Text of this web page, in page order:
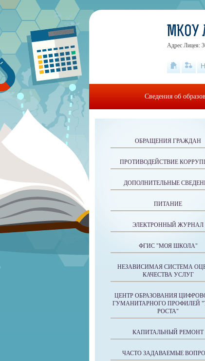
ОБРАЩЕНИЯ ГРАЖДАН
ПРОТИВОДЕЙСТВИЕ
ДОПОЛНИТЕЛЬНЫЕ
ПИТАНИЕ
ЭЛЕКТРОННЫЙ ЖУРНАЛ
ФГИС "МОЯ ШКОЛА"
НЕЗАВИСИМАЯ СИСТЕМА
КАЧЕСТВА УСЛУГ
ЦЕНТР ОБРАЗОВАНИЯ
ГУМАНИТАРНОГО ПРОФИЛЕЙ
РОСТА"
КАПИТАЛЬНЫЙ РЕМОНТ
ЧАСТО ЗАДАВАЕМЫЕ
МКОУ
Адрес Лицея:
Сведения об